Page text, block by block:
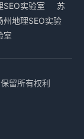
SEO实验室
苏
州地理SEO实验
室
留所有权利